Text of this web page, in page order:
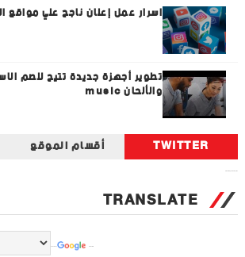
اسرار عمل إعلان ناجح علي مواقع
تطوير أجهزة جديدة تتيح للصم
والألحان music
TWITTER أقسام الموقع
TRANSLATE